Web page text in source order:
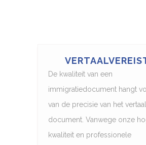
De kwaliteit van een
immigratiedocument hangt
van de precisie van het
document. Vanwege onze
kwaliteit en professionele